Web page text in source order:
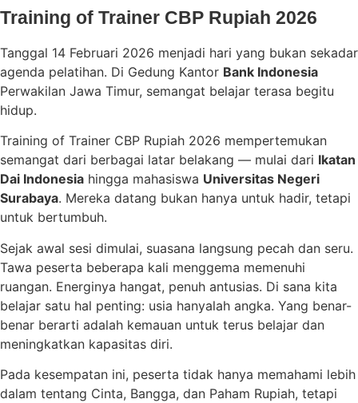
Training of Trainer CBP Rupiah 2026
Tanggal 14 Februari 2026 menjadi hari yang bukan sekadar
agenda pelatihan. Di Gedung Kantor Bank Indonesia
Perwakilan Jawa Timur, semangat belajar terasa begitu
hidup.
Training of Trainer CBP Rupiah 2026 mempertemukan
semangat dari berbagai latar belakang — mulai dari Ikatan
Dai Indonesia hingga mahasiswa Universitas Negeri
Surabaya. Mereka datang bukan hanya untuk hadir, tetapi
untuk bertumbuh.
Sejak awal sesi dimulai, suasana langsung pecah dan seru.
Tawa peserta beberapa kali menggema memenuhi
ruangan. Energinya hangat, penuh antusias. Di sana kita
belajar satu hal penting: usia hanyalah angka. Yang benar-
benar berarti adalah kemauan untuk terus belajar dan
meningkatkan kapasitas diri.
Pada kesempatan ini, peserta tidak hanya memahami lebih
dalam tentang Cinta, Bangga, dan Paham Rupiah, tetapi